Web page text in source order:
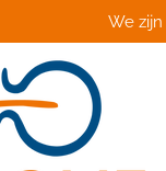
We